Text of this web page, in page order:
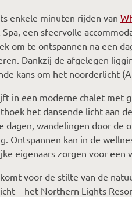
enkele minuten rijden van
Spa, een sfeervolle
om te ontspannen na een
Dankzij de afgelegen
kans om het noorderlicht
in een moderne chalet met
het dansende licht aan
dagen, wandelingen door de
Ontspannen kan in de
eigenaars zorgen voor een
voor de stilte van de
– het Northern Lights